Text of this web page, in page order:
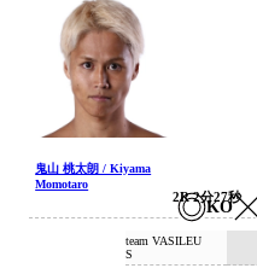
鬼山 桃太朗 / Kiyama
Momotaro
KO
2R 2分27秒
team VASILEU
S